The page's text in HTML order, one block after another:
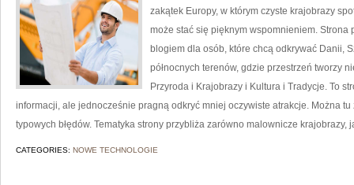
zakątek Europy, w którym czyste krajobrazy
może stać się pięknym wspomnieniem.
blogiem dla osób, które chcą odkrywać Danii,
północnych terenów, gdzie przestrzeń tworzy
Przyroda i Krajobrazy i Kultura i Tradycje. To
informacji, ale jednocześnie pragną odkryć mniej oczywiste atrakcje. Można
typowych błędów. Tematyka strony przybliża zarówno malownicze krajobrazy,
CATEGORIES: NOWE TECHNOLOGIE